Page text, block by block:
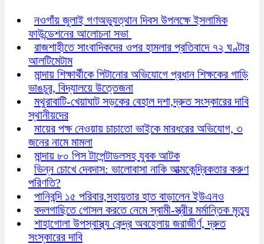
নওগাঁয় জুলাই গণঅভ্যুত্থান দিবস উপলক্ষে ইসলামিক
ফাউন্ডেশনের আলোচনা সভা
রাজশাহীতে সাংবাদিকদের ওপর হামলার প্রতিবাদে ৭২ ঘণ্টার
আলটিমেটাম
মান্দায় শিক্ষার্থীকে পিটানোর অভিযোগে প্রধান শিক্ষকের গাড়ি
ভাঙচুর, বিদ্যালয়ে উত্তেজনা
মথুরাবাটি-খেয়াঘাট সড়কের বেহাল দশা,দ্রুত সংস্কারের দাবি
স্থানীয়দের
মায়ের পক্ষ নেওয়ায় চাচাতো ভাইকে মারধরের অভিযোগ, ৩
জনের নামে মামলা
মান্দায় ৮০ পিস টাপেন্টাডলসহ যুবক আটক
ভিন্ন চোখে দেবদাস: ভালোবাসা নাকি আত্মকেন্দ্রিকতার করুণ
পরিণতি?
পানিবন্দি ১৫ পরিবার,সহায়তার হাত বাড়ালেন ইউএনও
বদলগাছিতে গোসল করতে নেমে স্বামী-স্ত্রীর মর্মান্তিক মৃত্যু
শাহাগোলা উপস্বাস্থ্য কেন্দ্র অবহেলায় জরাজীর্ণ, দ্রুত
সংস্কারের দাবি